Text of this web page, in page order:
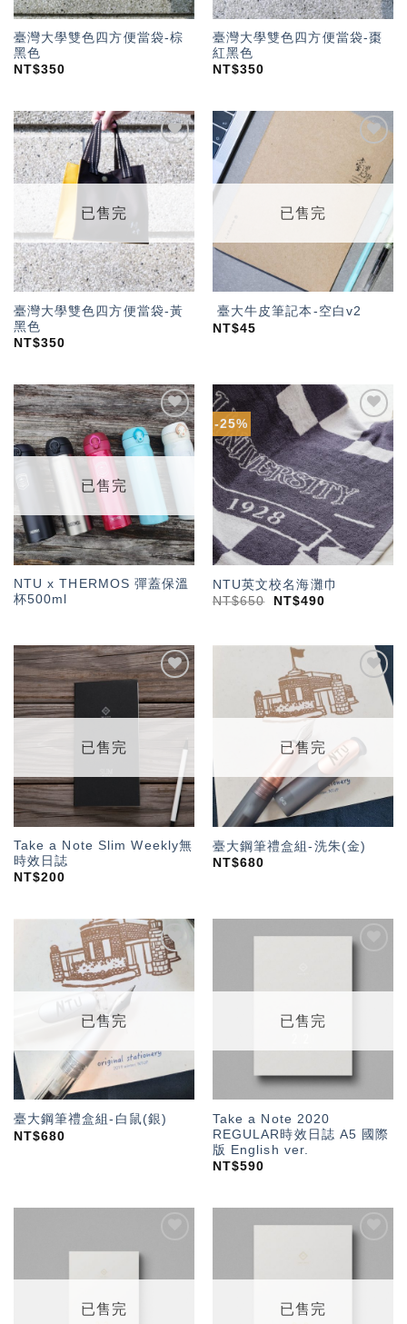
臺灣大學雙色四方便當袋-棕
黑色
NT$350
臺灣大學雙色四方便當袋-棗
紅黑色
NT$350
加入
「願
望輕
已售完
臺灣大學雙色四方便當袋-黃
黑色
NT$350
加入
「願
望輕
已售完
臺大牛皮筆記本-空白v2
NT$45
加入
「願
望輕
已售完
NTU x THERMOS 彈蓋保溫
杯500ml
-25%
加入
「願
望輕
單」
NTU英文校名海灘巾
NT$650 NT$490
加入
「願
望輕
已售完
Take a Note Slim Weekly無
時效日誌
NT$200
望輕
已售完
臺大鋼筆禮盒組-洗朱(金)
NT$680
加入
「願
望輕
已售完
臺大鋼筆禮盒組-白鼠(銀)
NT$680
望輕
已售完
Take a Note 2020
REGULAR時效日誌 A5 國際
版 English ver.
NT$590
望輕
已售完
望輕
已售完